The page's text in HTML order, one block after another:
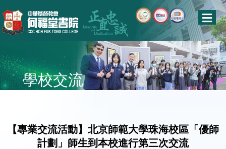
學校交流
【專業交流活動】北京師範大學珠海校區「優師
計劃」師生到本校進行第三次交流